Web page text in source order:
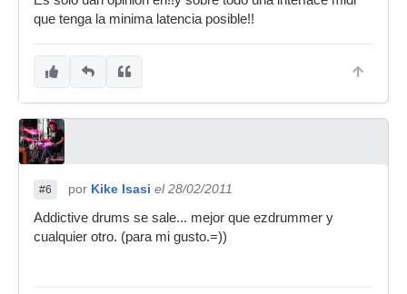
que tenga la minima latencia posible!!
#6 por Kike Isasi el 28/02/2011
Addictive drums se sale... mejor que ezdrummer y
cualquier otro. (para mi gusto.=))